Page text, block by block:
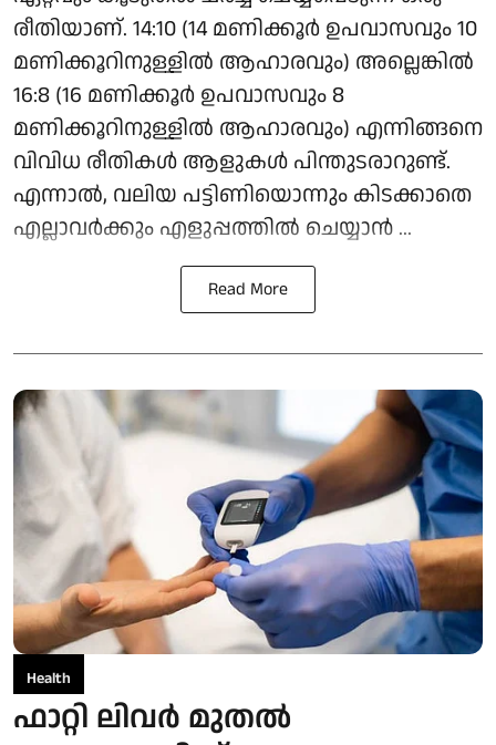
രീതിയാണ്. 14:10 (14 മണിക്കൂര്‍ ഉപവാസവും 10
മണിക്കൂറിനുള്ളില്‍ ആഹാരവും) അല്ലെങ്കില്‍
16:8 (16 മണിക്കൂര്‍ ഉപവാസവും 8
മണിക്കൂറിനുള്ളില്‍ ആഹാരവും) എന്നിങ്ങനെ
വിവിധ രീതികള്‍ ആളുകള്‍ പിന്തുടരാറുണ്ട്.
എന്നാല്‍, വലിയ പട്ടിണിയൊന്നും കിടക്കാതെ
എല്ലാവര്‍ക്കും എളുപ്പത്തില്‍ ചെയ്യാന്‍ ...
Read More
Health
ഫാറ്റി ലിവർ മുതൽ